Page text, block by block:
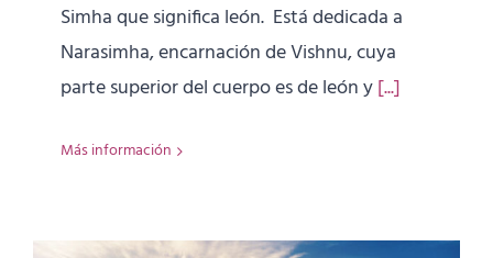
Simha que significa león. Está dedicada a
Narasimha, encarnación de Vishnu, cuya
parte superior del cuerpo es de león y[...]
Más información